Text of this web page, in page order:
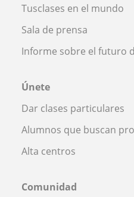
Tusclases en el mundo
Sala de prensa
Informe sobre el futuro
Únete
Dar clases particulares
Alumnos que buscan
Alta centros
Comunidad